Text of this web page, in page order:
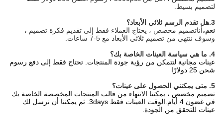
لتصميم بسيط.
3.هل تقدم الرسم ثلاثي الأبعاد؟
نعم،أناتصميم مخصص ، يحتاج العملاء فقط إلى تقديم فكرة تصميم ،
وسوف ننتهي من تصميم ثلاثي الأبعاد مع 5-7 ساعات.
4. ما هي سياسة العينات الخاصة بك؟
عينات مجانية لتتمكن من رؤية جودة المنتجات. تحتاج فقط إلى دفع رسوم
شحن 25 دولارًا
5. متى يمكنني الحصول على عينات؟
تصميم مخصص ، يمكننا الانتهاء من قالب المنتجات المخصصة الخاصة بك
في غضون 4 أيام.الوقت العينات فقط 3days. ثم يمكننا أن نرسل لك
عينات للتحقق من الجودة.